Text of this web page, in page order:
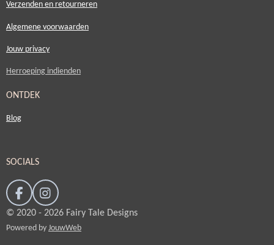
Verzenden en retourneren
Algemene voorwaarden
Jouw privacy
Herroeping indienden
ONTDEK
Blog
SOCIALS
F
a
e
I
n
t
© 2020 - 2026 Fairy Tale Designs
Powered by JouwWeb